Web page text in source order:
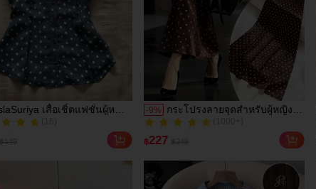
นอร์ดิกคันทรีด้วยรูปลักษณ์น่า
รักแบบมินิมอล, พกพาสะดวก
สำหรับการเดินทางไปทำงาน
หอพักนักเรียน และการจัด
ระเบียบในบ้านหลาย
สถานการณ์
เสื้อเชิ้ตแฟชั่นผู้หญิง
งโบว์ ลายจุด กระดุมแถว
(16)
ล้ว
-9%
กระโปรงลายจุดสำหรับผู้หญิง,
กระโปรงลำลองสำหรับฤดูใบไม้
ผลิ/ฤดูร้อน, กระโปรงเอวสูงเข้า
รูปที่หรูหรา, สีน้ำตาลสำหรับ
(1000+)
400+ ขายแล้ว
฿227